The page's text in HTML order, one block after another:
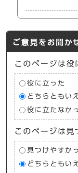
ご意見をお聞か
このページは役
役に立った
どちらともい
役に立たなか
このページは見
見つけやすか
どちらともい